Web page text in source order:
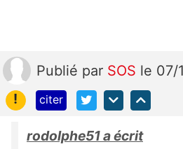
Publié par SOS le 07/
!
citer
rodolphe51 a écrit